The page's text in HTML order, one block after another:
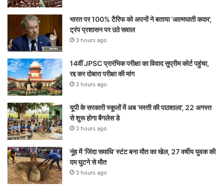
भारत पर 100% टैरिफ को अपनों ने बताया ‘आत्मघाती कदम’,
ट्रंप प्रशासन पर उठे सवाल
3 hours ago
14वीं JPSC प्रारंभिक परीक्षा का विवाद सुप्रीम कोर्ट पहुंचा,
रद्द कर दोबारा परीक्षा की मांग
3 hours ago
यूपी के सरकारी स्कूलों में अब ‘मस्ती की पाठशाला’, 22 अगस्त
से शुरू होगा बैगलेस डे
3 hours ago
नूंह में ‘जिंदा समाधि’ स्टंट बना मौत का खेल, 27 वर्षीय युवक की
दम घुटने से मौत
3 hours ago